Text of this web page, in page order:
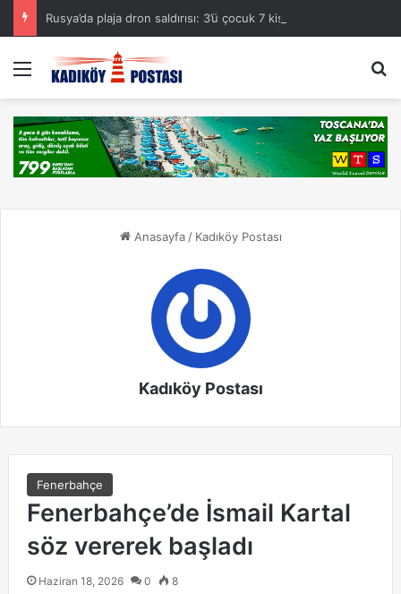
Menü
Anasayfa / Kadıköy Postası
Kadıköy Postası
Fenerbahçe
Fenerbahçe’de İsmail Kartal
söz vererek başladı
Haziran 18, 2026 0 8